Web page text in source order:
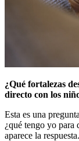
¿Qué fortalezas
directo con los
Esta es una
¿qué tengo yo para
aparece la respuesta.